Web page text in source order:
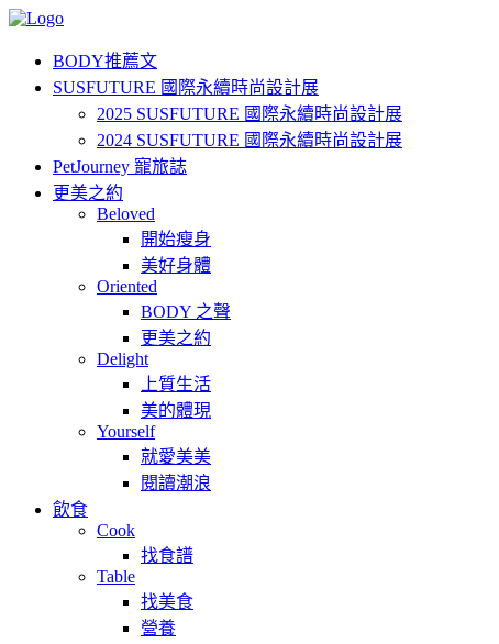
BODY推薦文
SUSFUTURE 國際永續時尚設計展
2025 SUSFUTURE 國際永續時尚設計展
2024 SUSFUTURE 國際永續時尚設計展
PetJourney 寵旅誌
更美之約
Beloved
開始瘦身
美好身體
Oriented
BODY 之聲
更美之約
Delight
上質生活
美的體現
Yourself
就愛美美
閱讀潮浪
飲食
Cook
找食譜
Table
找美食
營養